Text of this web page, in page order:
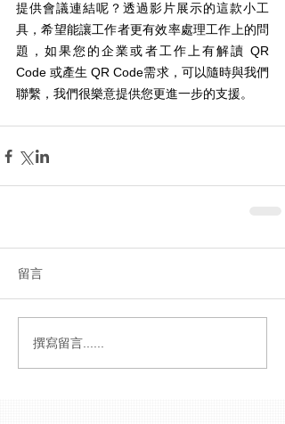
提供會議連結呢？透過影片展示的這款小工
具，希望能讓工作者更有效率處理工作上的問
題，如果您的企業或者工作上有解讀 QR
Code 或產生 QR Code需求，可以隨時與我們
聯繫，我們很樂意提供您更進一步的支援。
留言
撰寫留言......